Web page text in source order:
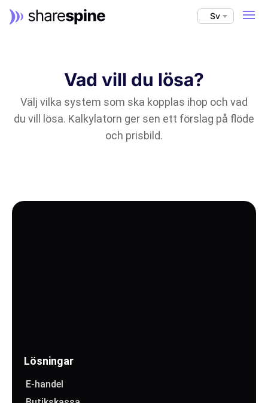
Sv
Vad vill du lösa?
Välj vilka system som ska kopplas ihop och vad
du vill lösa. Kalkylatorn ger sen ett förslag på flöde
och prisbild.
Lösningar
E-handel